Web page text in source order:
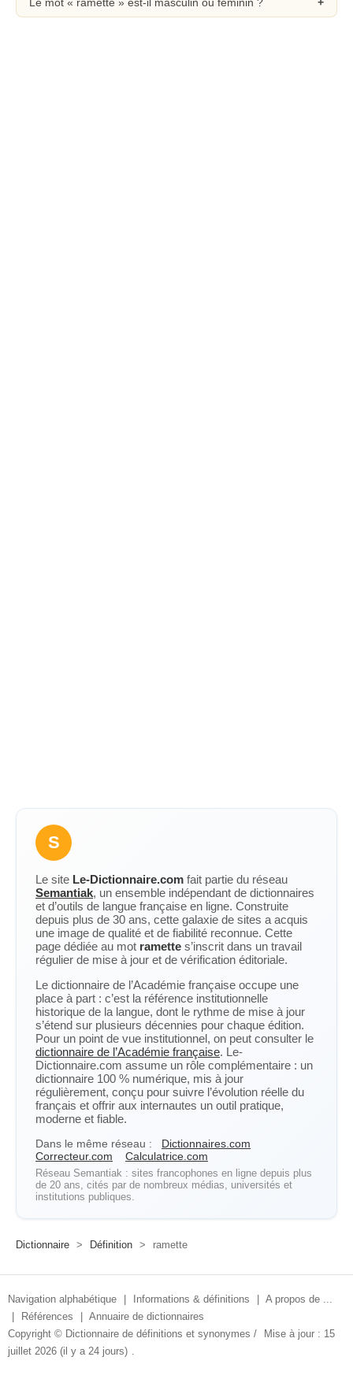
S
Le site Le-Dictionnaire.com fait partie du réseau
Semantiak, un ensemble indépendant de dictionnaires
et d’outils de langue française en ligne. Construite
depuis plus de 30 ans, cette galaxie de sites a acquis
une image de qualité et de fiabilité reconnue. Cette
page dédiée au mot ramette s’inscrit dans un travail
régulier de mise à jour et de vérification éditoriale.
Le dictionnaire de l’Académie française occupe une
place à part : c’est la référence institutionnelle
historique de la langue, dont le rythme de mise à jour
s’étend sur plusieurs décennies pour chaque édition.
Pour un point de vue institutionnel, on peut consulter le
dictionnaire de l’Académie française. Le-
Dictionnaire.com assume un rôle complémentaire : un
dictionnaire 100 % numérique, mis à jour
régulièrement, conçu pour suivre l’évolution réelle du
français et offrir aux internautes un outil pratique,
moderne et fiable.
Dans le même réseau :
Dictionnaires.com
Correcteur.com
Calculatrice.com
Réseau Semantiak : sites francophones en ligne depuis plus
de 20 ans, cités par de nombreux médias, universités et
institutions publiques.
Dictionnaire > Définition > ramette
Navigation alphabétique Informations & définitions
A propos de ...
Références
Annuaire de dictionnaires
Copyright © Dictionnaire de définitions et synonymes /
Mise à jour : 15
juillet 2026 (il y a 24 jours) .